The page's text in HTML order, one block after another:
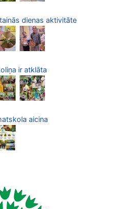
dienas aktivitāte
ir atklāta
aicina